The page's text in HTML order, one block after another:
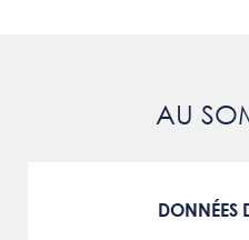
AU
DONNÉES